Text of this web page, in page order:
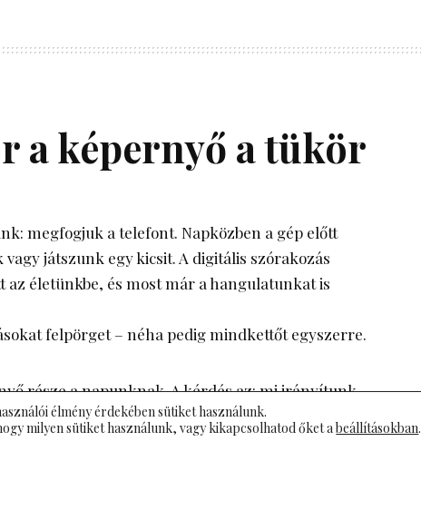
a képernyő a tükör
megfogjuk a telefont. Napközben a gép előtt
játszunk egy kicsit. A digitális szórakozás
az életünkbe, és most már a hangulatunkat is
felpörget – néha pedig mindkettőt egyszerre.
része a napunknak. A kérdés az: mi irányítunk,
minket? Ha tudjuk, mikor kell megállni, a
hanem segítség lesz.
élmény érdekében sütiket használunk.
milyen sütiket használunk, vagy kikapcsolhatod őket abeállításokban.